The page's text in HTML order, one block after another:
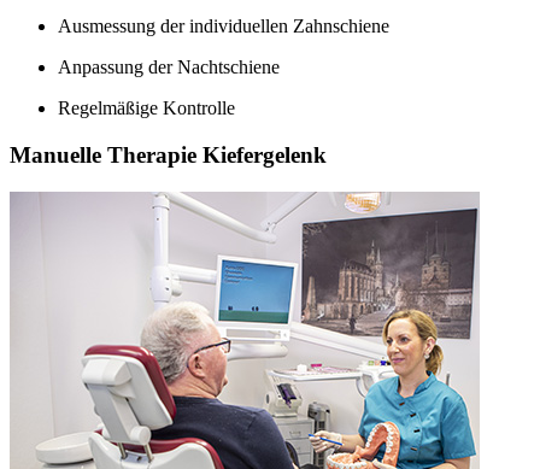
Ausmessung der individuellen Zahnschiene
Anpassung der Nachtschiene
Regelmäßige Kontrolle
Manuelle Therapie Kiefergelenk